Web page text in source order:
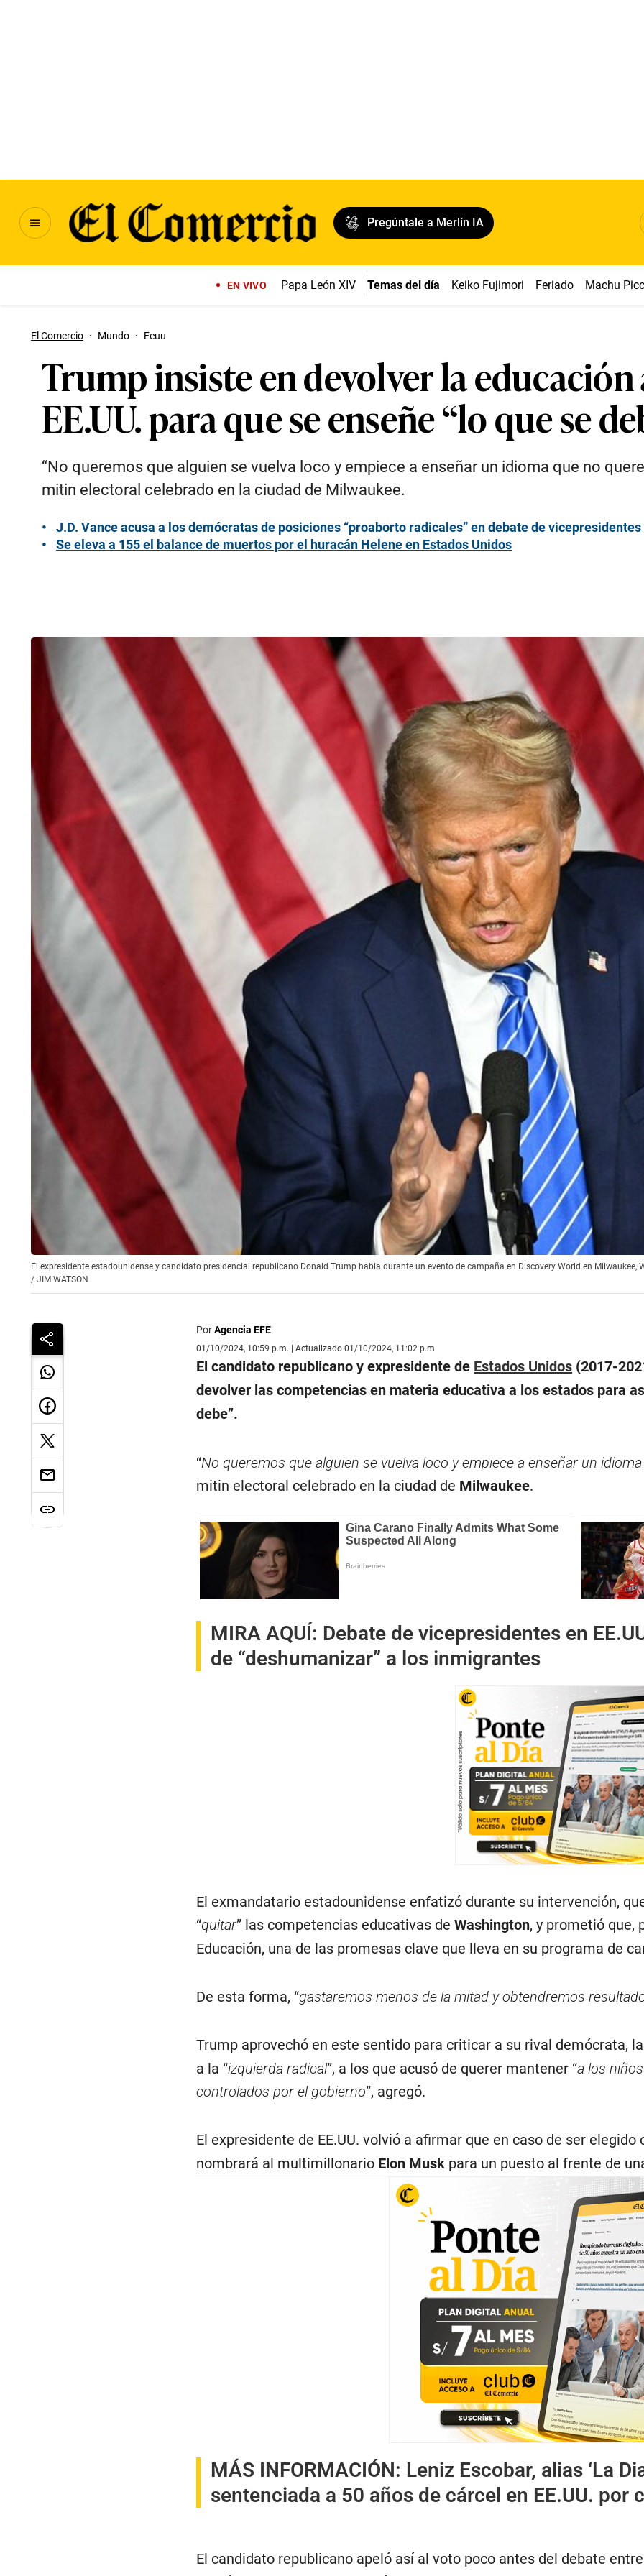
Pregúntale a Merlín IA
EN VIVO Papa León XIV Temas del día Keiko Fujimori Feriado Machu
El Comercio · Mundo · Eeuu
Trump insiste en devolver la educación
EE.UU. para que se enseñe “lo que se
“No queremos que alguien se vuelva loco y empiece a enseñar un idioma que no
mitin electoral celebrado en la ciudad de Milwaukee.
J.D. Vance acusa a los demócratas de posiciones “proaborto radicales” en debate de vicepresidentes
Se eleva a 155 el balance de muertos por el huracán Helene en Estados Unidos
El expresidente estadounidense y candidato presidencial republicano Donald Trump habla durante un evento de campaña en Discovery World en Milwaukee,
/ JIM WATSON
PorAgencia EFE
01/10/2024, 10:59 p.m. | Actualizado 01/10/2024, 11:02 p.m.
El candidato republicano y expresidente de Estados Unidos (2017-
devolver las competencias en materia educativa a los estados para
debe”.
“No queremos que alguien se vuelva loco y empiece a enseñar un
mitin electoral celebrado en la ciudad de Milwaukee.
MIRA AQUÍ: Debate de vicepresidentes en
de “deshumanizar” a los inmigrantes
El exmandatario estadounidense enfatizó durante su intervención,
“quitar” las competencias educativas deWashington, y prometió que,
Educación, una de las promesas clave que lleva en su programa de
De esta forma, “gastaremos menos de la mitad y obtendremos
Trump aprovechó en este sentido para criticar a su rival demócrata,
a la “izquierda radical”, a los que acusó de querer mantener “a los
controlados por el gobierno”, agregó.
El expresidente de EE.UU. volvió a afirmar que en caso de ser
nombrará al multimillonario Elon Musk para un puesto al frente de
MÁS INFORMACIÓN: Leniz Escobar, alias ‘La
sentenciada a 50 años de cárcel en EE.UU. por
El candidato republicano apeló así al voto poco antes del debate